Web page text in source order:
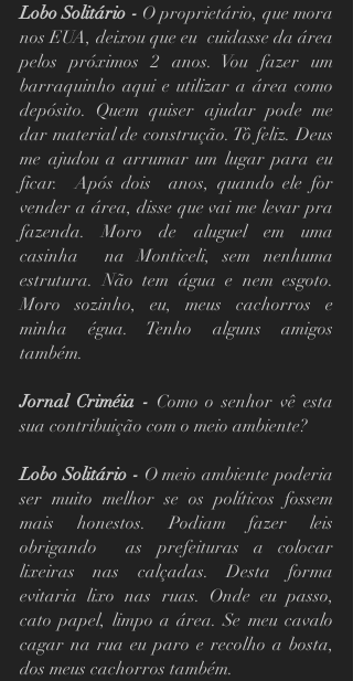
Lobo Solitário - O proprietário, que mora
nos EUA, deixou que eu  cuidasse da área
pelos próximos 2 anos. Vou fazer um
barraquinho aqui e utilizar a área como
depósito. Quem quiser ajudar pode me
dar material de construção. Tô feliz. Deus
me ajudou a arrumar um lugar para eu
ficar.  Após dois  anos, quando ele for
vender a área, disse que vai me levar pra
fazenda. Moro de aluguel em uma
casinha  na Monticeli, sem nenhuma
estrutura. Não tem água e nem esgoto.
Moro sozinho, eu, meus cachorros e
minha égua. Tenho alguns amigos
também.
Jornal Criméia - Como o senhor vê esta
sua contribuição com o meio ambiente?
Lobo Solitário - O meio ambiente poderia
ser muito melhor se os políticos fossem
mais honestos. Podiam fazer leis
obrigando  as prefeituras a colocar
lixeiras nas calçadas. Desta forma
evitaria lixo nas ruas. Onde eu passo,
cato papel, limpo a área. Se meu cavalo
cagar na rua eu paro e recolho a bosta,
dos meus cachorros também.